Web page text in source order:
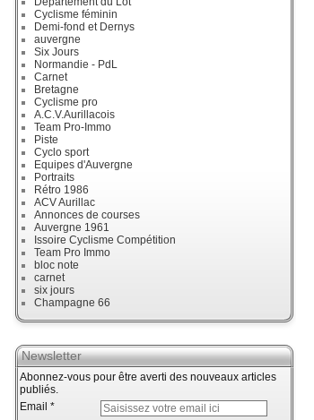
Cyclisme féminin
Demi-fond et Dernys
auvergne
Six Jours
Normandie - PdL
Carnet
Bretagne
Cyclisme pro
A.C.V.Aurillacois
Team Pro-Immo
Piste
Cyclo sport
Equipes d'Auvergne
Portraits
Rétro 1986
ACV Aurillac
Annonces de courses
Auvergne 1961
Issoire Cyclisme Compétition
Team Pro Immo
bloc note
carnet
six jours
Champagne 66
Newsletter
Abonnez-vous pour être averti des nouveaux articles
publiés.
Email